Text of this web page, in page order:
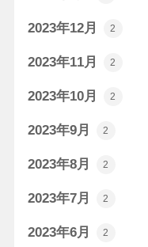
2023年12月 2
2023年11月 2
2023年10月 2
2023年9月 2
2023年8月 2
2023年7月 2
2023年6月 2